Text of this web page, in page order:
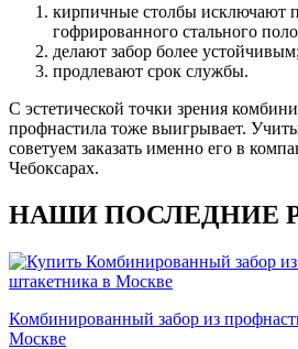
кирпичные столбы исключают
гофрированного стального
делают забор более устойчивым;
продлевают срок службы.
С эстетической точки зрения
профнастила тоже выигрывает.
советуем заказать именно его в
Чебоксарах.
НАШИ ПОСЛЕДНИЕ
Комбинированный забор из
Москве